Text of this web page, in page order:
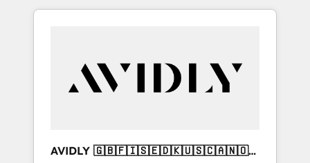
and hands-on technical execution - building
Services - Managed IT (MSP) - Franchises -
Professional Services - And more! How we
Custom integrations and workflow
AVIDLY 🇬🇧🇫🇮🇸🇪🇩🇰🇺🇸🇨🇦🇳🇴